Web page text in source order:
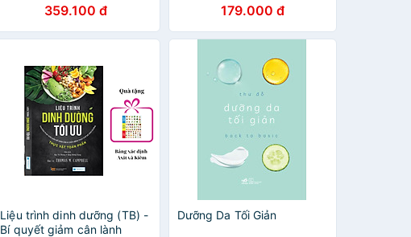
359.100 đ 179.000 đ
Liệu trình dinh dưỡng (TB) -
Bí quyết giảm cân lành
Dưỡng Da Tối Giản